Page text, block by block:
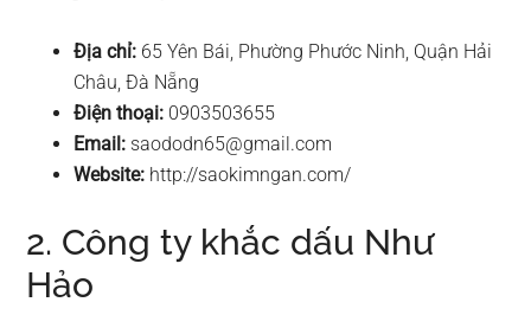
Địa chỉ: 65 Yên Bái, Phường Phước Ninh, Quận Hải
Châu, Đà Nẵng
Điện thoại: 0903503655
Email: saododn65@gmail.com
Website: http://saokimngan.com/
2. Công ty khắc dấu Như
Hảo